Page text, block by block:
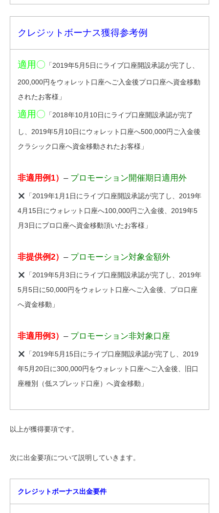
クレジットボーナス獲得参考例
適用〇 「2019年5月5日にライブ口座開設承認が完了し、
200,000円をウォレット口座へご入金後プロ口座へ資金移動
されたお客様」
適用〇 「2018年10月10日にライブ口座開設承認が完了
し、2019年5月10日にウォレット口座へ500,000円ご入金後
クラシック口座へ資金移動されたお客様」
非適用例1） – プロモーション開催期日適用外
「2019年1月1日にライブ口座開設承認が完了し、2019年
4月15日にウォレット口座へ100,000円ご入金後、2019年5
月3日にプロ口座へ資金移動頂いたお客様」
非提供例2） – プロモーション対象金額外
「2019年5月3日にライブ口座開設承認が完了し、2019年
5月5日に50,000円をウォレット口座へご入金後、プロ口座
へ資金移動」
非適用例3） – プロモーション非対象口座
「2019年5月15日にライブ口座開設承認が完了し、2019
年5月20日に300,000円をウォレット口座へご入金後、旧口
座種別（低スプレッド口座）へ資金移動」
以上が獲得要項です。
次に出金要項について説明していきます。
クレジットボーナス出金要件